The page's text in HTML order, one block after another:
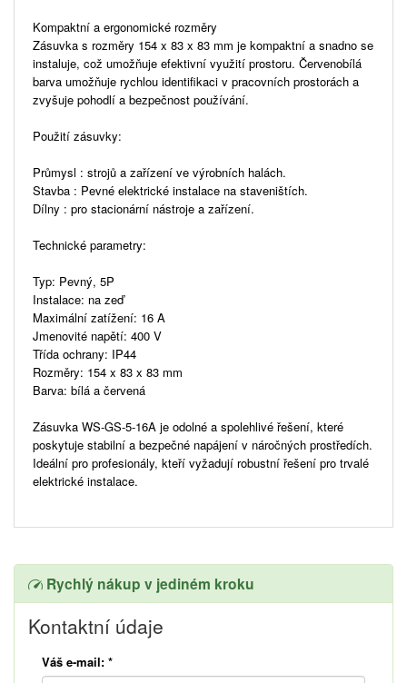
Kompaktní a ergonomické rozměry
Zásuvka s rozměry 154 x 83 x 83 mm je kompaktní a snadno se
instaluje, což umožňuje efektivní využití prostoru. Červenobílá
barva umožňuje rychlou identifikaci v pracovních prostorách a
zvyšuje pohodlí a bezpečnost používání.
Použití zásuvky:
Průmysl : strojů a zařízení ve výrobních halách.
Stavba : Pevné elektrické instalace na staveništích.
Dílny : pro stacionární nástroje a zařízení.
Technické parametry:
Typ: Pevný, 5P
Instalace: na zeď
Maximální zatížení: 16 A
Jmenovité napětí: 400 V
Třída ochrany: IP44
Rozměry: 154 x 83 x 83 mm
Barva: bílá a červená
Zásuvka WS-GS-5-16A je odolné a spolehlivé řešení, které
poskytuje stabilní a bezpečné napájení v náročných prostředích.
Ideální pro profesionály, kteří vyžadují robustní řešení pro trvalé
elektrické instalace.
Rychlý nákup v jediném kroku
Kontaktní údaje
Váš e-mail: *